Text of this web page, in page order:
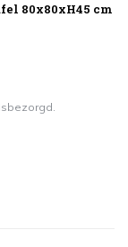
80x80xH45 cm